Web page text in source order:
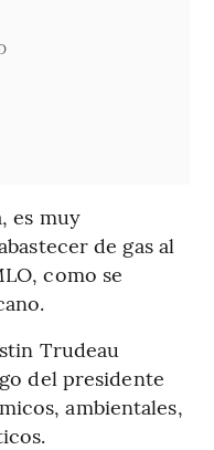
es muy
de gas al
como se
Trudeau
del presidente
ambientales,